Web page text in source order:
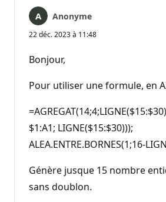
Anonyme
22 déc. 2023 à 11:48
Bonjour,
Pour utiliser une formule, en
$1:A1; LIGNE($15:$30)));
ALEA.ENTRE.BORNES(1;16-
Génère jusque 15 nombre
sans doublon.